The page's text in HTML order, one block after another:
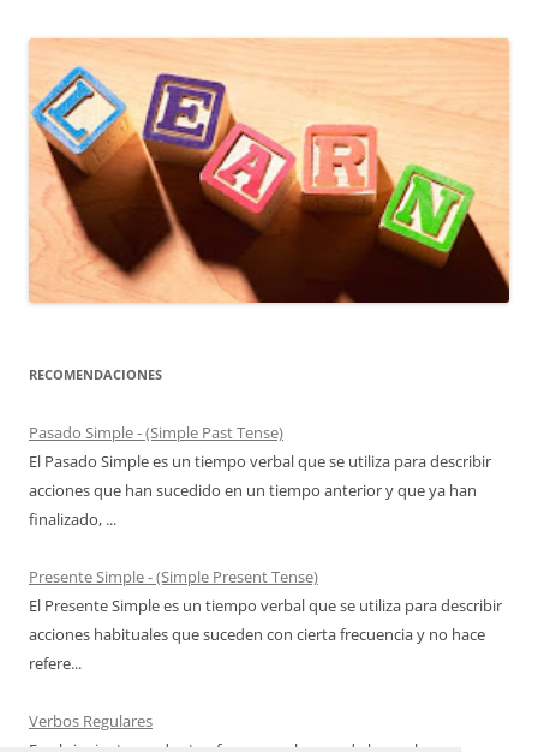
RECOMENDACIONES
Pasado Simple - (Simple Past Tense)
El Pasado Simple es un tiempo verbal que se utiliza para describir
acciones que han sucedido en un tiempo anterior y que ya han
finalizado, ...
Presente Simple - (Simple Present Tense)
El Presente Simple es un tiempo verbal que se utiliza para describir
acciones habituales que suceden con cierta frecuencia y no hace
refere...
Verbos Regulares